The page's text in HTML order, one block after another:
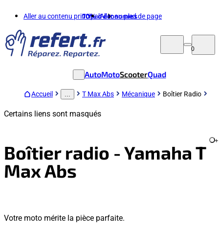
Aller au contenu principalAller au pied de page
70%d'économies
0
AutoMotoScooterQuad
Accueil T Max Abs Mécanique Boîtier Radio
Certains liens sont masqués
Boîtier radio - Yamaha T
Max Abs
+
Votre moto mérite la pièce parfaite.